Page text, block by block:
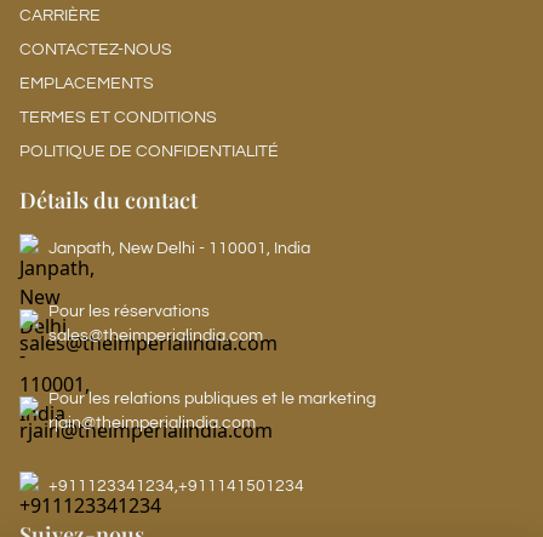
CARRIÈRE
CONTACTEZ-NOUS
EMPLACEMENTS
TERMES ET CONDITIONS
POLITIQUE DE CONFIDENTIALITÉ
Détails du contact
Janpath, New Delhi - 110001, India
Pour les réservations
sales@theimperialindia.com
Pour les relations publiques et le marketing
rjain@theimperialindia.com
+911123341234,+911141501234